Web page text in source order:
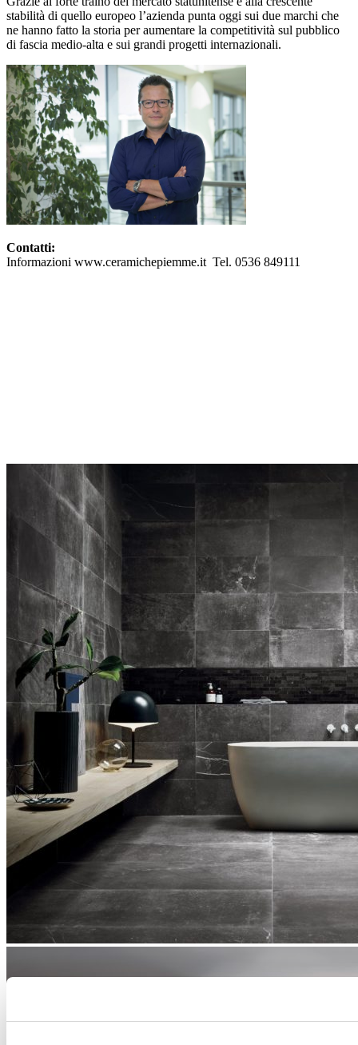
stabilità di quello europeo l’azienda punta oggi sui due marchi che
ne hanno fatto la storia per aumentare la competitività sul pubblico
di fascia medio-alta e sui grandi progetti internazionali.
Contatti:
Informazioni www.ceramichepiemme.it Tel. 0536 849111